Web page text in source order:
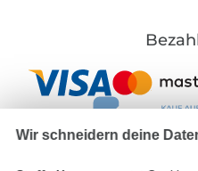
Wir schneidern deine